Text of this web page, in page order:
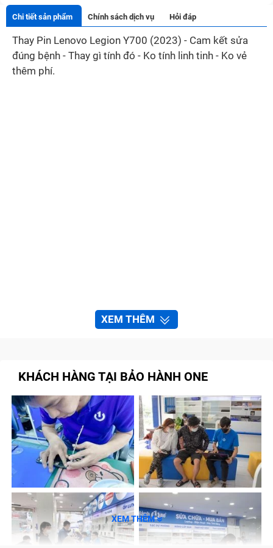
Chi tiết sản phẩm Chính sách dịch vụ Hỏi đáp
Thay Pin Lenovo Legion Y700 (2023) - Cam kết sửa
đúng bệnh - Thay gì tính đó - Ko tính linh tinh - Ko vẻ
thêm phí.
XEM THÊM
KHÁCH HÀNG TẠI BẢO HÀNH ONE
XEM THÊM